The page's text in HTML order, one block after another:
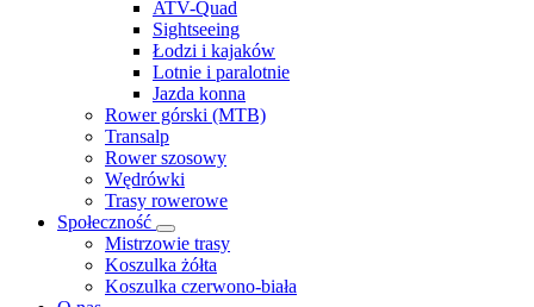
ATV-Quad
Sightseeing
Łodzi i kajaków
Lotnie i paralotnie
Jazda konna
Rower górski (MTB)
Transalp
Rower szosowy
Wędrówki
Trasy rowerowe
Społeczność
Mistrzowie trasy
Koszulka żółta
Koszulka czerwono-biała